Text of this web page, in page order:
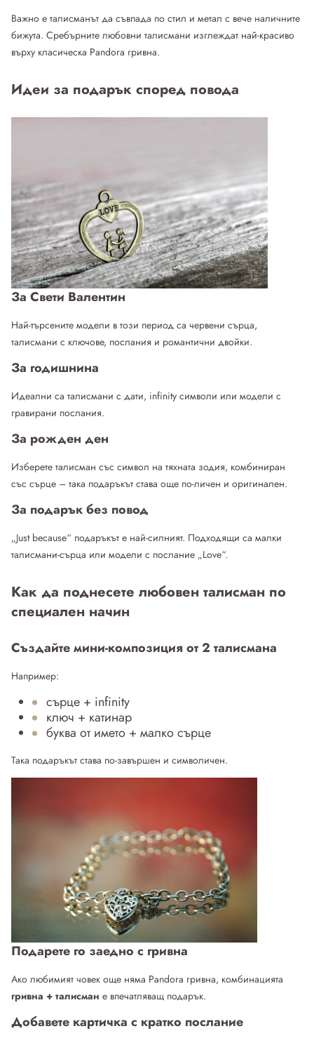
Важно е талисманът да съвпада по стил и метал с вече наличните
бижута. Сребърните любовни талисмани изглеждат най-красиво
върху класическа Pandora гривна.
Идеи за подарък според повода
За Свети Валентин
Най-търсените модели в този период са червени сърца,
талисмани с ключове, послания и романтични двойки.
За годишнина
Идеални са талисмани с дати, infinity символи или модели с
гравирани послания.
За рожден ден
Изберете талисман със символ на тяхната зодия, комбиниран
със сърце – така подаръкът става още по-личен и оригинален.
За подарък без повод
„Just because“ подаръкът е най-силният. Подходящи са малки
талисмани-сърца или модели с послание „Love“.
Как да поднесете любовен талисман по
специален начин
Създайте мини-композиция от 2 талисмана
Например:
сърце + infinity
ключ + катинар
буква от името + малко сърце
Така подаръкът става по-завършен и символичен.
Подарете го заедно с гривна
Ако любимият човек още няма Pandora гривна, комбинацията
гривна + талисман е впечатляващ подарък.
Добавете картичка с кратко послание